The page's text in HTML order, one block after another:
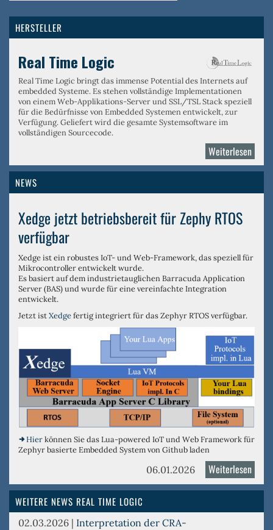
HERSTELLER
Real Time Logic
Real Time Logic bringt das immense Potential des Internets auf
embedded Systeme. Es stehen vollständige Implementationen
von einemWeb-Applikations-Serverund SSL/TSL Stackspeziell
für die Bedürfnisse von Embedded Systemen entwickelt, zur
Verfügung. Geliefert wird die gesamte Systemsoftware im
vollständigen Sourcecode.
Weiterlesen
Real
Logic
NEWS
Xedge jetzt betriebsbereit für Zephy RTOS
verfügbar
Xedge ist ein robustes IoT- und Web-Framework, das speziell für
Mikrocontroller entwickelt wurde.
Es basiert auf dem industrietauglichen Barracuda Application
Server (BAS) und wurde für eine vereinfachte Integration
entwickelt.
Jetzt istXedgefertig integriert für das Zephyr RTOS verfügbar.
Hierkönnen Sie das Lua-powered IoT und Web Framework für
Zephyr basierte Embedded System von Github laden
06.01.2026 Weiterlesen
Xedge
WEITERE NEWS REAL TIME LOGIC
02.03.2026 | Interpretation der CRA-